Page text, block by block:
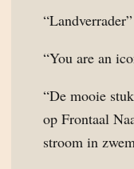
“You are an
“De mooie
op Frontaal
stroom in